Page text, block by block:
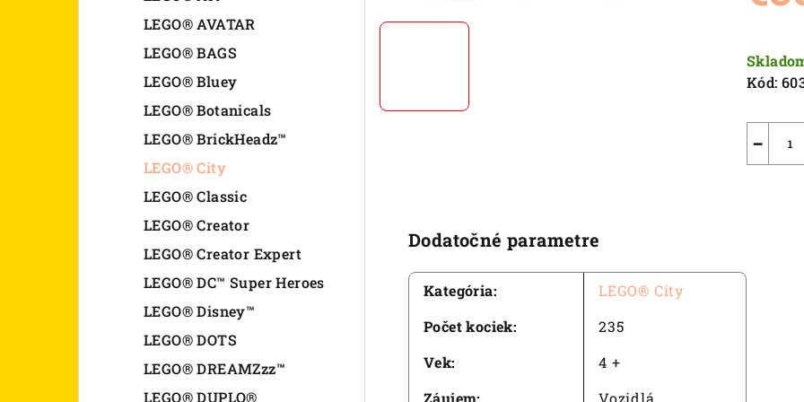
LEGO® AVATAR
LEGO® BAGS
LEGO® Bluey
LEGO® Botanicals
LEGO® BrickHeadz™
LEGO® City
LEGO® Classic
LEGO® Creator
LEGO® Creator Expert
LEGO® DC™ Super Heroes
LEGO® Disney™
LEGO® DOTS
LEGO® DREAMZzz™
LEGO® DUPLO®
cena:
Kód:
−
Dodatočné parametre
Kategória:
LEGO® City
Počet kociek:
235
Vek:
4 +
Záujem: Vozidlá